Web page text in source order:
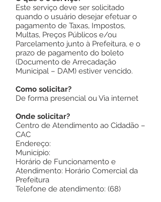
Este serviço deve ser solicitado
quando o usuário desejar efetuar o
pagamento de Taxas, Impostos,
Multas, Preços Públicos e/ou
Parcelamento junto à Prefeitura, e o
prazo de pagamento do boleto
(Documento de Arrecadação
Municipal – DAM) estiver vencido.
Como solicitar?
De forma presencial ou Via internet
Onde solicitar?
Centro de Atendimento ao Cidadão –
CAC
Endereço:
Município:
Horário de Funcionamento e
Atendimento: Horário Comercial da
Prefeitura
Telefone de atendimento: (68)